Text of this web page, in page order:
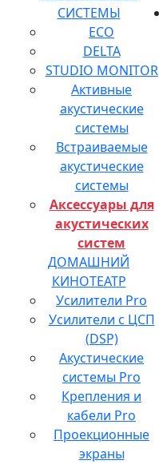
СИСТЕМЫ
ECO
DELTA
STUDIO MONITOR
Активные
акустические
системы
Встраиваемые
акустические
системы
Аксессуары для
акустических
систем
ДОМАШНИЙ
КИНОТЕАТР
Усилители Pro
Усилители с ЦСП
(DSP)
Акустические
системы Pro
Крепления и
кабели Pro
Проекционные
экраны